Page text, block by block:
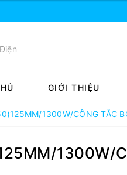
GIỚI THIỆU
1300W/CÔNG TẮC
1300W/